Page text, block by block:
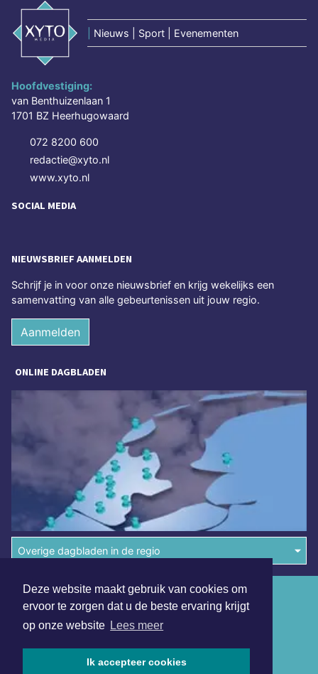
Deze website maakt gebruik van cookies om
ervoor te zorgen dat u de beste ervaring krijgt
op onze website Lees meer
Ik accepteer cookies
Nieuws | Sport | Evenementen
Hoofdvestiging:
van Benthuizenlaan 1
1701 BZ Heerhugowaard
072 8200 600
redactie@xyto.nl
www.xyto.nl
SOCIAL MEDIA
NIEUWSBRIEF AANMELDEN
Schrijf je in voor onze nieuwsbrief en krijg wekelijks een
samenvatting van alle gebeurtenissen uit jouw regio.
Aanmelden
ONLINE DAGBLADEN
Overige dagbladen in de regio
Algemene voorwaarden